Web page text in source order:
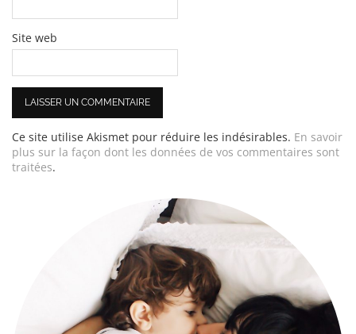
Site web
Ce site utilise Akismet pour réduire les indésirables. En savoir
plus sur la façon dont les données de vos commentaires sont
traitées.